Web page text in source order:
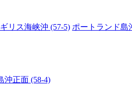
リス海峡沖 (57-5) ポートランド島
沖正面 (58-4)